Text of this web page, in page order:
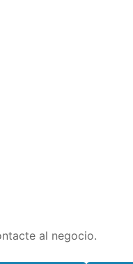
al negocio.